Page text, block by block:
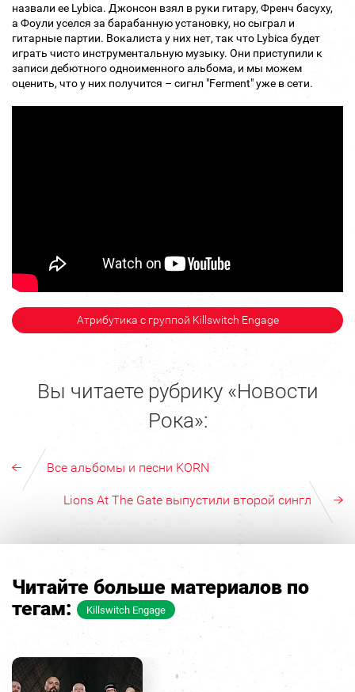
назвали ее Lybica. Джонсон взял в руки гитару, Френч басуху,
а Фоули уселся за барабанную установку, но сыграл и
гитарные партии. Вокалиста у них нет, так что Lybica будет
играть чисто инструментальную музыку. Они приступили к
записи дебютного одноименного альбома, и мы можем
оценить, что у них получится – сигнл "Ferment" уже в сети.
Атрибутика с группой Killswitch Engage
Вы читаете рубрику «Новости
Рока»:
Все альбомы и песни KORN
Lions At The Gate выпустили второй сингл
Читайте больше материалов по
тегам:
Killswitch Engage